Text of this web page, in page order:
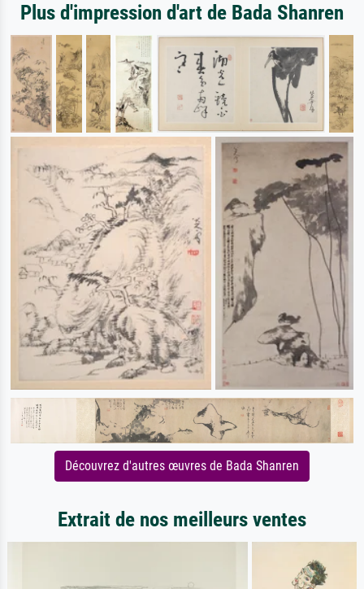
Plus d'impression d'art de Bada Shanren
Découvrez d'autres œuvres de Bada Shanren
Extrait de nos meilleurs ventes